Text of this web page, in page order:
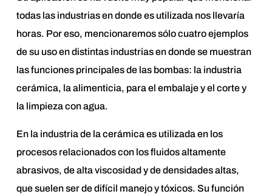
todas las industrias en donde es utilizada nos llevaría
horas. Por eso, mencionaremos sólo cuatro ejemplos
de su uso en distintas industrias en donde se muestran
las funciones principales de las bombas: la industria
cerámica, la alimenticia, para el embalaje y el corte y
la limpieza con agua.
En la industria de la cerámica es utilizada en los
procesos relacionados con los fluidos altamente
abrasivos, de alta viscosidad y de densidades altas,
que suelen ser de difícil manejo y tóxicos. Su función